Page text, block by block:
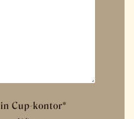
Cup-kontor*